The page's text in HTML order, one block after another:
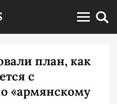
план, как
с
«армянскому